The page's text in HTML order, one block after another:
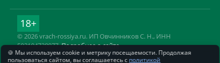
18+
© 2026 vrach-rossiya.ru. ИП Овчинников С. Н., ИНН
592104728977.Подробнее о сайте
Информация на сайте не заменяет приём врача. Имеются
🍪 Мы используем cookie и метрику посещаемости. Продолжая
пользоваться сайтом, вы соглашаетесь с политикой